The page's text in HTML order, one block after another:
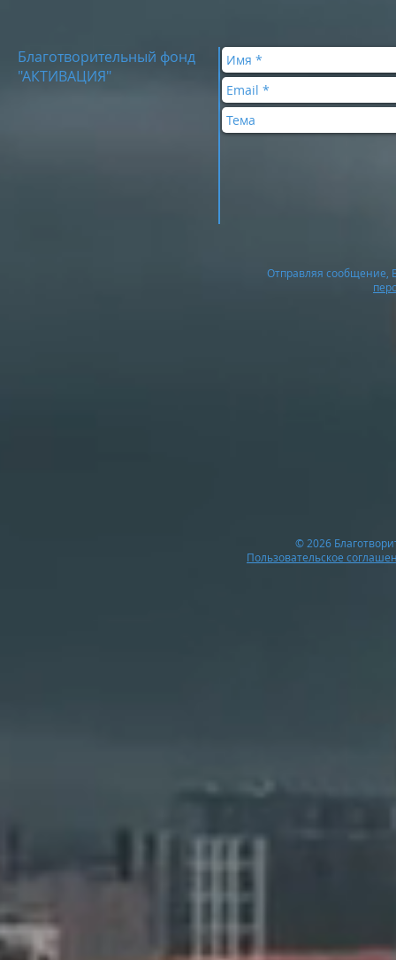
Благотворительный фонд
"АКТИВАЦИЯ"
Отправляя сообщение,
© 2026
Пользовательское